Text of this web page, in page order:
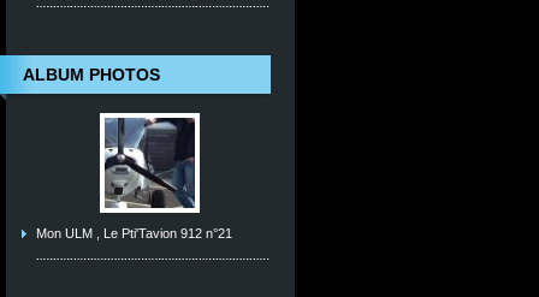
ALBUM PHOTOS
Mon ULM , Le Pti'Tavion 912 n°21